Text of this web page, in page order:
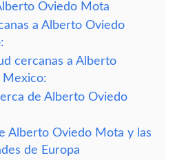
Oviedo Mota
a Alberto Oviedo
cercanas a Alberto
Mexico:
de Alberto Oviedo
Alberto Oviedo Mota y las
de Europa